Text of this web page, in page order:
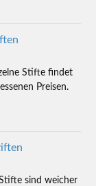
Stifte findet
Preisen.
sind weicher